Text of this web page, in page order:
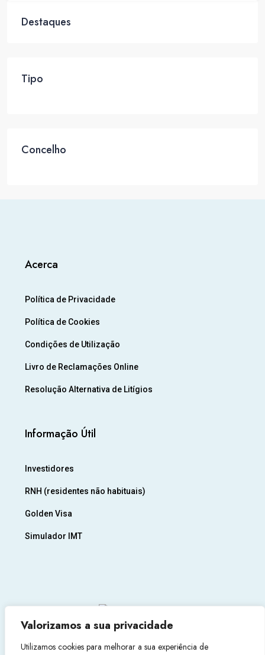
Valorizamos a sua privacidade
Utilizamos cookies para melhorar a sua experiência de
Destaques
Tipo
Concelho
Acerca
Política de Privacidade
Política de Cookies
Condições de Utilização
Livro de Reclamações Online
Resolução Alternativa de Litígios
Informação Útil
Investidores
RNH (residentes não habituais)
Golden Visa
Simulador IMT